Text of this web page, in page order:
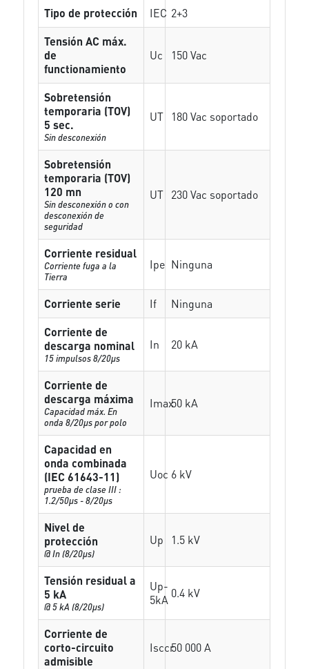
Tipo de protección IEC 2+3
Tensión AC máx.
de
functionamiento
Uc 150 Vac
Sobretensión
temporaria (TOV)
5 sec.
Sin desconexión
UT 180 Vac soportado
Sobretensión
temporaria (TOV)
120 mn
Sin desconexión o con
desconexión de
seguridad
UT 230 Vac soportado
Corriente residual
Corriente fuga a la
Tierra
Ipe Ninguna
Corriente serie If
Ninguna
Corriente de
descarga nominal
15 impulsos 8/20µs
In 20 kA
Corriente de
descarga máxima
Capacidad máx. En
onda 8/20µs por polo
Imax50 kA
Capacidad en
onda combinada
(IEC 61643-11)
prueba de clase III :
1.2/50µs - 8/20µs
Uoc 6 kV
Nivel de
protección
@ In (8/20µs)
Up 1.5 kV
Tensión residual a
5 kA
@ 5 kA (8/20µs)
Up-
5kA 0.4 kV
Corriente de
corto-circuito
admisible
Isccr50 000 A